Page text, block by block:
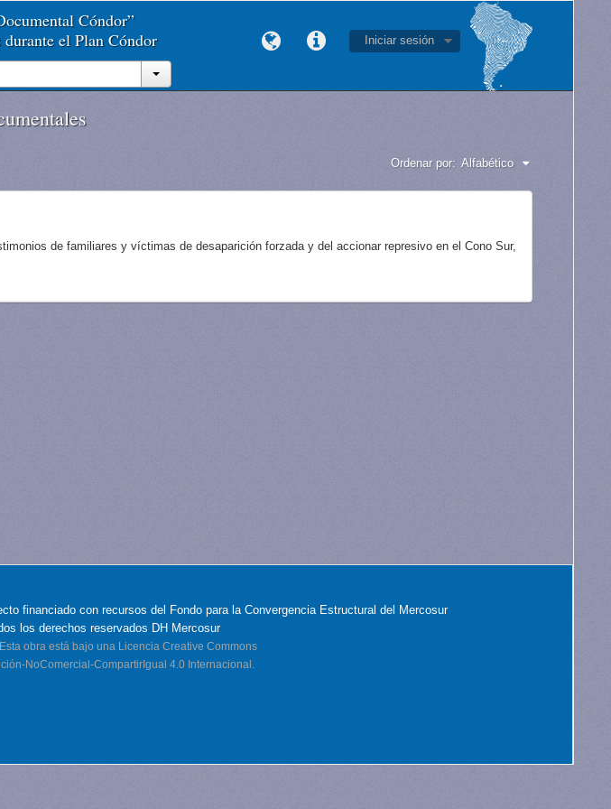
Cóndor”
el Plan Cóndor
Iniciar sesión
Ordenar por: Alfabético
de familiares y víctimas de desaparición forzada y del accionar represivo en el Cono Sur,
financiado con recursos del Fondo para la Convergencia Estructural del Mercosur
los derechos reservados DH Mercosur
Esta obra está bajo una Licencia Creative Commons
NoComercial-CompartirIgual 4.0 Internacional.